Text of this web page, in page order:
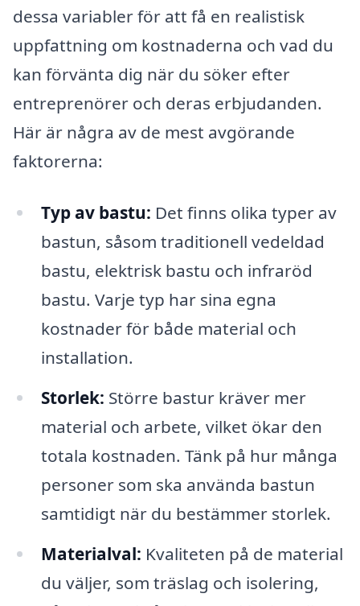
dessa variabler för att få en realistisk
uppfattning om kostnaderna och vad du
kan förvänta dig när du söker efter
entreprenörer och deras erbjudanden.
Här är några av de mest avgörande
faktorerna:
Typ av bastu: Det finns olika typer av
bastun, såsom traditionell vedeldad
bastu, elektrisk bastu och infraröd
bastu. Varje typ har sina egna
kostnader för både material och
installation.
Storlek: Större bastur kräver mer
material och arbete, vilket ökar den
totala kostnaden. Tänk på hur många
personer som ska använda bastun
samtidigt när du bestämmer storlek.
Materialval: Kvaliteten på de material
du väljer, som träslag och isolering,